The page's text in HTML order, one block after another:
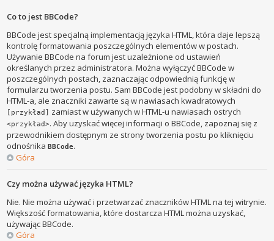
Co to jest BBCode?
BBCode jest specjalną implementacją języka HTML, która daje lepszą
kontrolę formatowania poszczególnych elementów w postach.
Używanie BBCode na forum jest uzależnione od ustawień
określanych przez administratora. Można wyłączyć BBCode w
poszczególnych postach, zaznaczając odpowiednią funkcję w
formularzu tworzenia postu. Sam BBCode jest podobny w składni do
HTML-a, ale znaczniki zawarte są w nawiasach kwadratowych
[przykład] zamiast w używanych w HTML-u nawiasach ostrych
<przykład>. Aby uzyskać więcej informacji o BBCode, zapoznaj się z
przewodnikiem dostępnym ze strony tworzenia postu po kliknięciu
odnośnikaBBCode.
Góra
Czy można używać języka HTML?
Nie. Nie można używać i przetwarzać znaczników HTML na tej witrynie.
Większość formatowania, które dostarcza HTML można uzyskać,
używając BBCode.
Góra